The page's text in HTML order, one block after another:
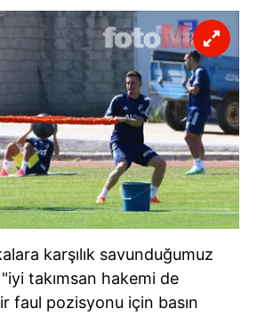
karşılık savunduğumuz
takımsan hakemi de
faul pozisyonu için basın